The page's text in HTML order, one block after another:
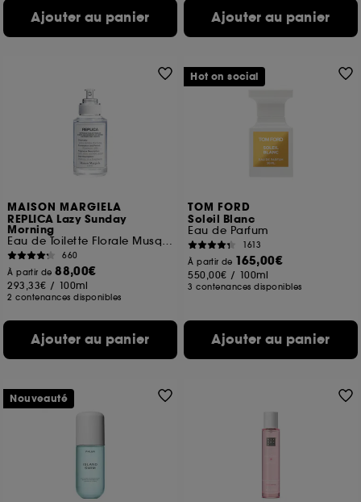
Ajouter au panier Ajouter au panier
MAISON MARGIELA
REPLICA Lazy Sunday
Morning
Eau de Toilette Florale Musquée
660
À partir de88,00€
293,33€ / 100ml
2 contenances disponibles
Ajouter au panier
TOM FORD
Soleil Blanc
Eau de Parfum
1613
À partir de 165,00€
550,00€ / 100ml
3 contenances disponibles
Ajouter au panier
Hot on social
Nouveauté